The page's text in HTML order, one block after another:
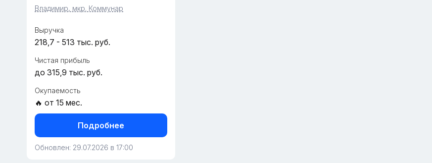
Wildberries.Площадь — 59 кв. м:
просторная клиентская...
Владимир, мкр. Коммунар
Выручка
218,7 - 513 тыс. руб.
Чистая прибыль
до 315,9 тыс. руб.
Окупаемость
🔥 от 15 мес.
Подробнее
Обновлен: 29.07.2026 в 17:00